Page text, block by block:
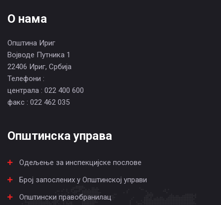
О нама
Општина Ириг
Војводе Путника 1
22406 Ириг, Србија
Телефони :
централа : 022 400 600
факс : 022 462 035
Општинска управа
Одељење за инспекцијске послове
Број запослених у Општинској управи
Општински правобранилац